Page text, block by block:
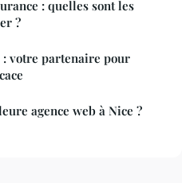
: quelles sont les
?
votre partenaire pour
agence web à Nice ?